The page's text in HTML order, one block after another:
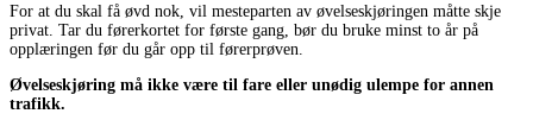
For at du skal få øvd nok, vil mesteparten av øvelseskjøringen måtte skje
privat. Tar du førerkortet for første gang, bør du bruke minst to år på
opplæringen før du går opp til førerprøven.
Øvelseskjøring må ikke være til fare eller unødig ulempe for annen
trafikk.